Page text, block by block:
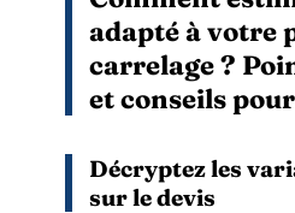
adapté à votre
carrelage ?
et conseils
Décryptez les
sur le devis